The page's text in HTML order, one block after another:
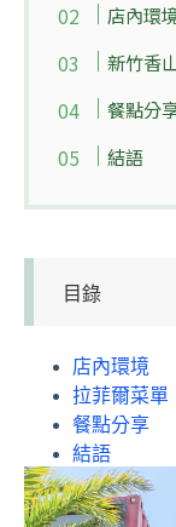
店內環
新竹香
餐點分
結語
目錄
店內環境
拉菲爾菜單
餐點分享
結語